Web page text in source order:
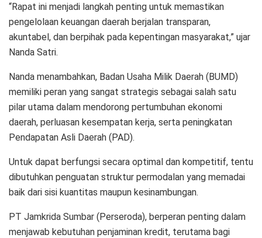
“Rapat ini menjadi langkah penting untuk memastikan
pengelolaan keuangan daerah berjalan transparan,
akuntabel, dan berpihak pada kepentingan masyarakat,” ujar
Nanda Satri.
Nanda menambahkan, Badan Usaha Milik Daerah (BUMD)
memiliki peran yang sangat strategis sebagai salah satu
pilar utama dalam mendorong pertumbuhan ekonomi
daerah, perluasan kesempatan kerja, serta peningkatan
Pendapatan Asli Daerah (PAD).
Untuk dapat berfungsi secara optimal dan kompetitif, tentu
dibutuhkan penguatan struktur permodalan yang memadai
baik dari sisi kuantitas maupun kesinambungan.
PT Jamkrida Sumbar (Perseroda), berperan penting dalam
menjawab kebutuhan penjaminan kredit, terutama bagi